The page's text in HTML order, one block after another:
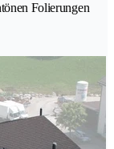
Folierungen